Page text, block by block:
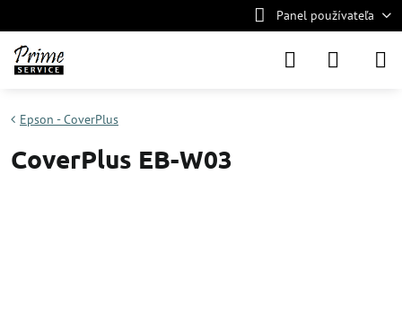
Panel používateľa
Epson - CoverPlus
CoverPlus EB-W03